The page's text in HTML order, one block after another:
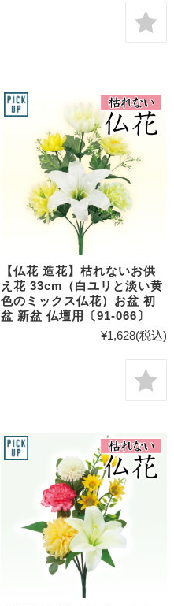
【仏花 造花】枯れないお供
え花 33cm（白ユリと淡い黄
色のミックス仏花）お盆 初
盆 新盆 仏壇用〔91-066〕
¥1,628(税込)